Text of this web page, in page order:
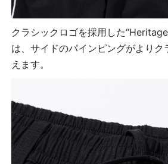
クラシックロゴを採用した
は、サイドのパインピングがよりク
えます。